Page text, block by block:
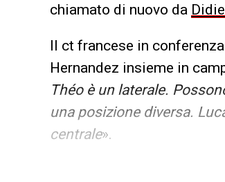
chiamato di nuovo da
Il ct francese in
Hernandez insieme in
Théo è un laterale.
una posizione diversa.
centrale».
LA PLAYLIST DELLE